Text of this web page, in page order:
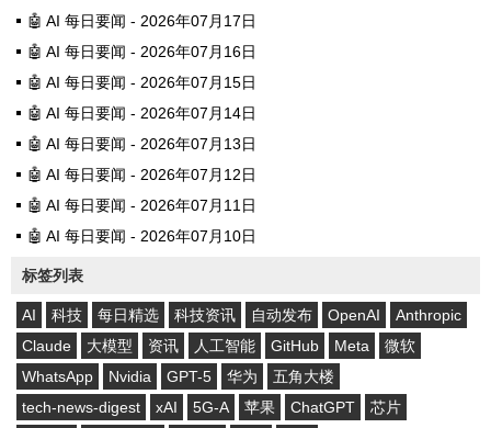
🤖 AI 每日要闻 - 2026年07月17日
🤖 AI 每日要闻 - 2026年07月16日
🤖 AI 每日要闻 - 2026年07月15日
🤖 AI 每日要闻 - 2026年07月14日
🤖 AI 每日要闻 - 2026年07月13日
🤖 AI 每日要闻 - 2026年07月12日
🤖 AI 每日要闻 - 2026年07月11日
🤖 AI 每日要闻 - 2026年07月10日
标签列表
AI 科技 每日精选 科技资讯 自动发布 OpenAI
Anthropic
Claude
大模型 资讯 人工智能 GitHub Meta
微软
WhatsApp
Nvidia GPT-5 华为
五角大楼
tech-news-digest
xAI 5G-A 苹果 ChatGPT 芯片